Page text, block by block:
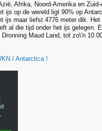
Afrika, Noord-Amerika en
ijs op de wereld ligt 90% op
ijs maar liefst 4776 meter dik.
al die tijd onder het ijs gelegen.
Maud Land, tot zo\'n
/ Antarctica !